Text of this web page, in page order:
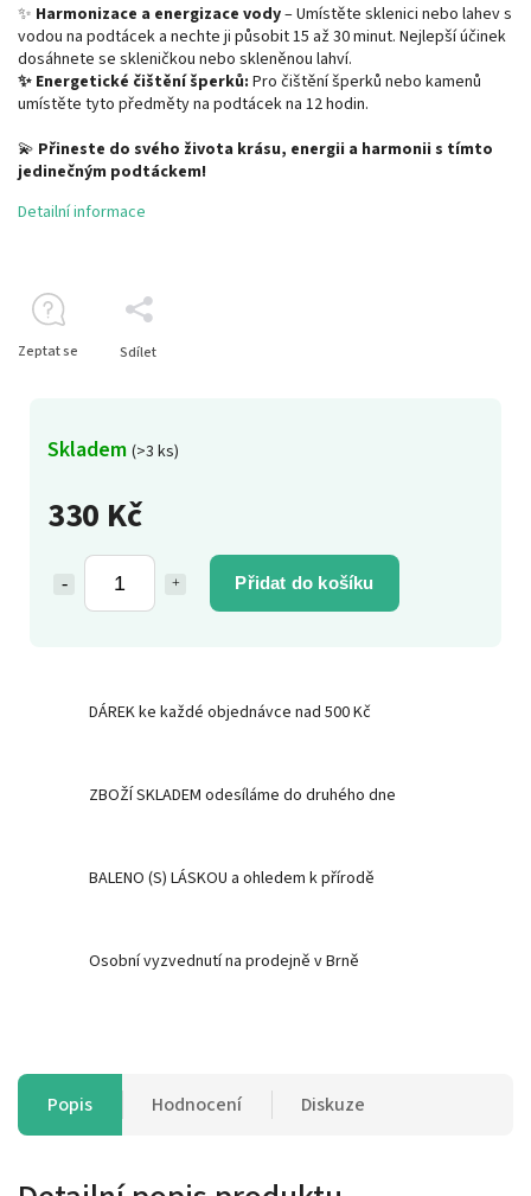
330 Kč
Přidat do košíku
Skladem (>3 ks)
✨ Harmonizace a energizace vody– Umístěte sklenici nebo lahev s
vodou na podtácek a nechte ji působit 15 až 30 minut. Nejlepší účinek
dosáhnete se skleničkou nebo skleněnou lahví.
✨ Energetické čištění šperků: Pro čištění šperků nebo kamenů
umístěte tyto předměty na podtácek na 12 hodin.
💫 Přineste do svého života krásu, energii a harmonii s tímto
jedinečným podtáckem!
Detailní informace
Zeptat se Sdílet
DÁREK ke každé objednávce nad 500 Kč
ZBOŽÍ SKLADEM odesíláme do druhého dne
BALENO (S) LÁSKOU a ohledem k přírodě
Osobní vyzvednutí na prodejně v Brně
Popis Hodnocení Diskuze